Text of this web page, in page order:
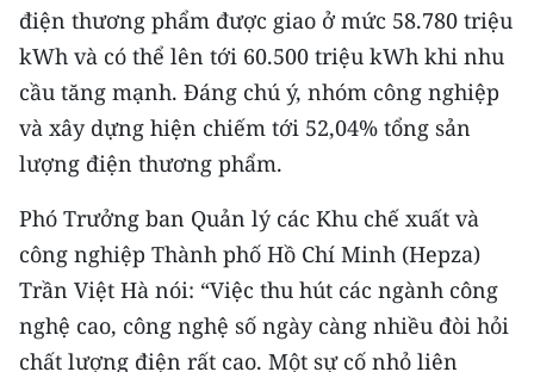
Media Thể thao
Media Giáo dục
Media Y tế
Media Môi trường
Ảnh
Infographic
điện thương phẩm được giao ở mức 58.780 triệu
kWh và có thể lên tới 60.500 triệu kWh khi nhu
cầu tăng mạnh. Đáng chú ý, nhóm công nghiệp
và xây dựng hiện chiếm tới 52,04% tổng sản
lượng điện thương phẩm.
Phó Trưởng ban Quản lý các Khu chế xuất và
công nghiệp Thành phố Hồ Chí Minh (Hepza)
Trần Việt Hà nói: “Việc thu hút các ngành công
nghệ cao, công nghệ số ngày càng nhiều đòi hỏi
chất lượng điện rất cao. Một sự cố nhỏ liên